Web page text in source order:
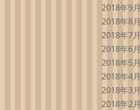
2018年9月
2018年8月
2018年7月
2018年6月
2018年5月
2018年4月
2018年3月
2018年2月